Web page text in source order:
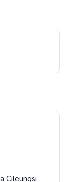
Cileungsi